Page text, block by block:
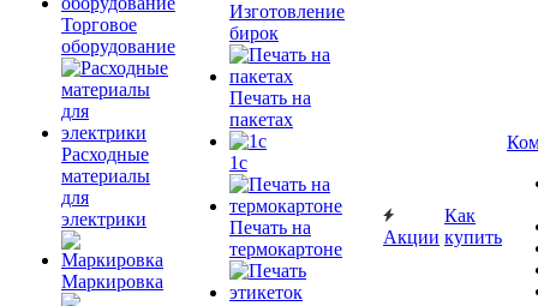
Торговое
оборудование
Расходные
материалы
для
электрики
Маркировка
Изготовление
бирок
Печать на
пакетах
1c
Печать на
термокартоне
Акции
Как
купить